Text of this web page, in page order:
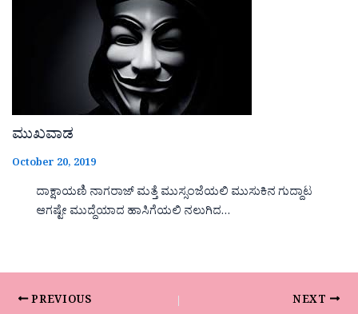
ಮುಖವಾಡ
October 20, 2019
ದಾಕ್ಷಾಯಣಿ ನಾಗರಾಜ್ ಮತ್ತೆ ಮುಸ್ಸಂಜೆಯಲಿ ಮುಸುಕಿನ ಗುದ್ದಾಟ
ಆಗಷ್ಟೇ ಮುದ್ದೆಯಾದ ಹಾಸಿಗೆಯಲಿ ನಲುಗಿದ…
PREVIOUS NEXT